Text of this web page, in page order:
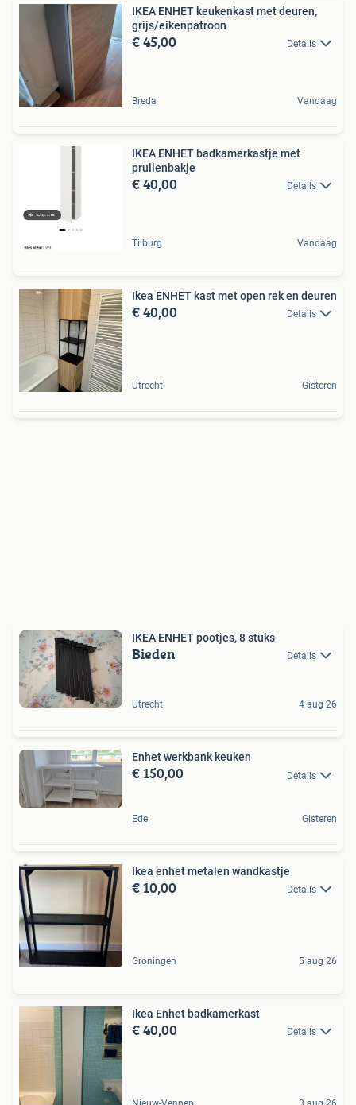
IKEA ENHET keukenkast met deuren,
grijs/eikenpatroon
€ 45,00 Details
Breda Vandaag
IKEA ENHET badkamerkastje met
prullenbakje
€ 40,00 Details
Tilburg Vandaag
Ikea ENHET kast met open rek en deuren
€ 40,00 Details
Utrecht Gisteren
IKEA ENHET pootjes, 8 stuks
Bieden Details
Utrecht 4 aug 26
Enhet werkbank keuken
€ 150,00 Details
Ede Gisteren
Ikea enhet metalen wandkastje
€ 10,00 Details
Groningen 5 aug 26
Ikea Enhet badkamerkast
€ 40,00 Details